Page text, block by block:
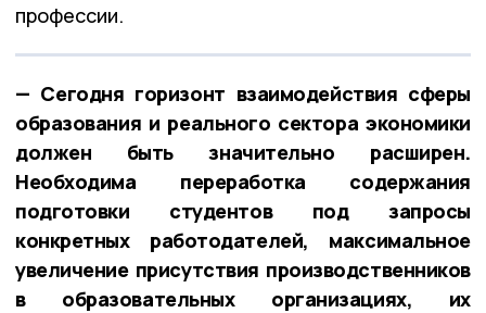
профессии.
— Сегодня горизонт взаимодействия сферы
образования и реального сектора экономики
должен быть значительно расширен.
Необходима переработка содержания
подготовки студентов под запросы
конкретных работодателей, максимальное
увеличение присутствия производственников
в образовательных организациях, их